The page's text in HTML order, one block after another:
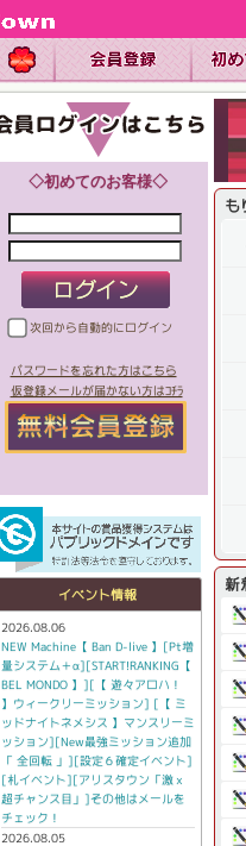
も
新
◇初めてのお客様◇
次回から自動的にログイン
パスワードを忘れた方はこちら
仮登録メールが届かない方はｺﾁﾗ
イベント情報
2026.08.06
NEW Machine【 Ban D-live 】[Pt増
量システム＋α][START!RANKING【
BEL MONDO 】][【 遊々アロハ！
】ウィークリーミッション] [【 ミ
ッドナイトネメシス 】マンスリーミ
ッション][New最強ミッション追加
「 全回転 」][設定６確定イベント]
[札イベント][アリスタウン「激ｘ
超チャンス目」]その他はメールを
チェック！
2026.08.05